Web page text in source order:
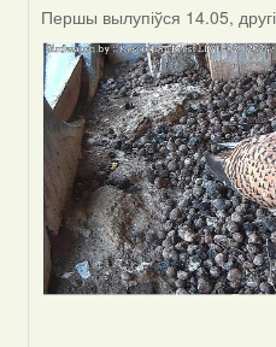
Першы вылупіўся 14.05,